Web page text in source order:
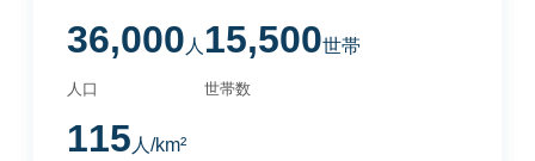
36,000 人
人口
15,500世帯
世帯数
115 人/km²